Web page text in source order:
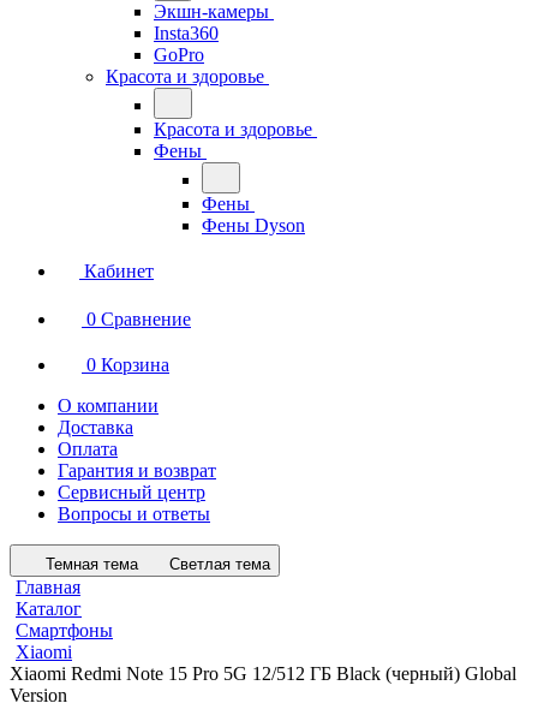
Экшн-камеры
Insta360
GoPro
Красота и здоровье
Красота и здоровье
Фены
Фены
Фены Dyson
Кабинет
0 Сравнение
0 Корзина
О компании
Доставка
Оплата
Гарантия и возврат
Сервисный центр
Вопросы и ответы
Темная тема Светлая тема
Главная
Каталог
Смартфоны
Xiaomi
Xiaomi Redmi Note 15 Pro 5G 12/512 ГБ Black (черный) Global
Version